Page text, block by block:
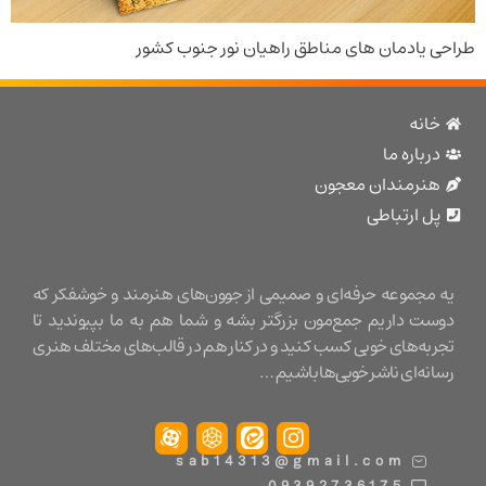
های مناطق راهیان نور جنوب کشور
ما
معجون
ارتباطی
حرفه‌ای و صمیمی از جوون‌های هنرمند و خوشفکر که
داریم جمع‌مون بزرگتر بشه و شما هم به ما بپیوندید تا
خوبی کسب کنید و در کنار هم در قالب‌های مختلف هنری
ناشر خوبی‌ها باشیم …
sab14313@gmail.com